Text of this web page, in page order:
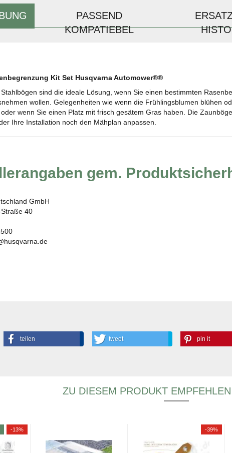
PASSEND
KOMPATIEBEL
Kit Set Husqvarna Automower®®
sind die ideale Lösung, wenn Sie einen bestimmten
wollen. Gelegenheiten wie wenn die Frühlingsblumen blühen
wenn Sie einen Platz mit frisch gesätem Gras haben. Die
Ihre Installation noch den Mähplan anpassen.
gem.
GmbH
40
teilen tweet pin it
ZU DIESEM PRODUKT
-13% -39%